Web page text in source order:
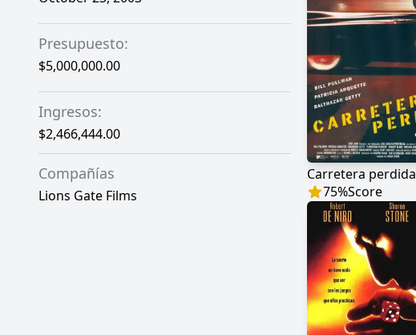
Presupuesto:
$5,000,000.00
Ingresos:
$2,466,444.00
Compañías
Lions Gate Films
Carretera perdida
75%Score